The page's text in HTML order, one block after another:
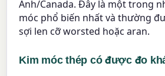
Anh/Canada. Đây là một trong
móc phổ biến nhất và thường
sợi len cỡ worsted hoặc aran.
Kim móc thép có được đo